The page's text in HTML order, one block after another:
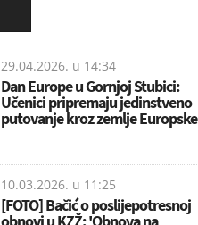
29.04.2026. u 14:34
Dan Europe u Gornjoj Stubici:
Učenici pripremaju jedinstveno
putovanje kroz zemlje Europske
10.03.2026. u 11:25
[FOTO] Bačić o poslijepotresnoj